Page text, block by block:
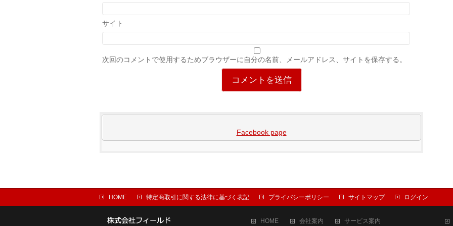
サイト
次回のコメントで使用するためブラウザーに自分の名前、メールアドレス、サイトを保存する。
Facebook page
HOME 特定商取引に関する法律に基づく表記 プライバシーポリシー サイトマップ ログイン
HOME 会社案内 サービス案内